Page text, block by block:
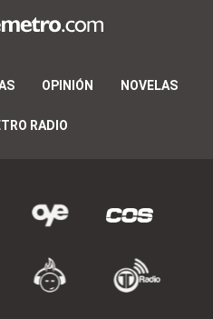
OPINIÓN NOVELAS
RADIO